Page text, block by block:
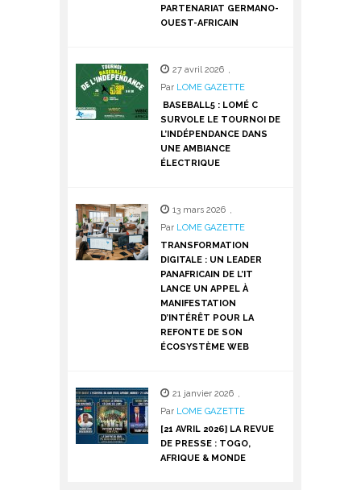
PARTENARIAT GERMANO-
OUEST-AFRICAIN
27 avril 2026 ,
Par LOME GAZETTE
BASEBALL5 : LOMÉ C
SURVOLE LE TOURNOI DE
L’INDÉPENDANCE DANS
UNE AMBIANCE
ÉLECTRIQUE
13 mars 2026 ,
Par LOME GAZETTE
TRANSFORMATION
DIGITALE : UN LEADER
PANAFRICAIN DE L’IT
LANCE UN APPEL À
MANIFESTATION
D’INTÉRÊT POUR LA
REFONTE DE SON
ÉCOSYSTÈME WEB
21 janvier 2026 ,
Par LOME GAZETTE
[21 AVRIL 2026] LA REVUE
DE PRESSE : TOGO,
AFRIQUE & MONDE